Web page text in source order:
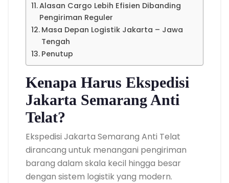
Alasan Cargo Lebih Efisien Dibanding
Pengiriman Reguler
Masa Depan Logistik Jakarta – Jawa
Tengah
Penutup
Kenapa Harus Ekspedisi
Jakarta Semarang Anti
Telat?
Ekspedisi Jakarta Semarang Anti Telat
dirancang untuk menangani pengiriman
barang dalam skala kecil hingga besar
dengan sistem logistik yang modern.